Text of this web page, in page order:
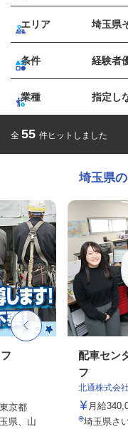
エリア 埼玉県
条件 経験者
業種 指定し
全 55 件ヒットしました
埼玉県
京都
県、山
配車セン
フ
北通株式会
月給
埼玉県さ